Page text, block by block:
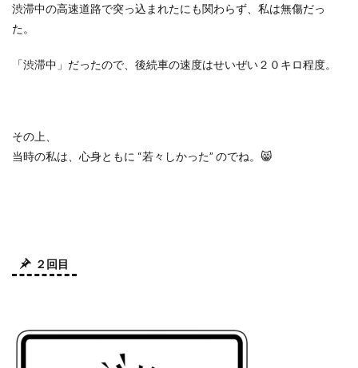
渋滞中の高速道路で突っ込まれたにも関わらず、私は無傷だっ
た。
「渋滞中」だったので、後続車の速度はせいぜい２０キロ程度。
その上、
当時の私は、心身ともに “若々しかった” のでね。 😸
２回目